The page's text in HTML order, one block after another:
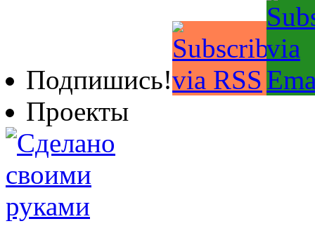
Подпишись!
Проекты